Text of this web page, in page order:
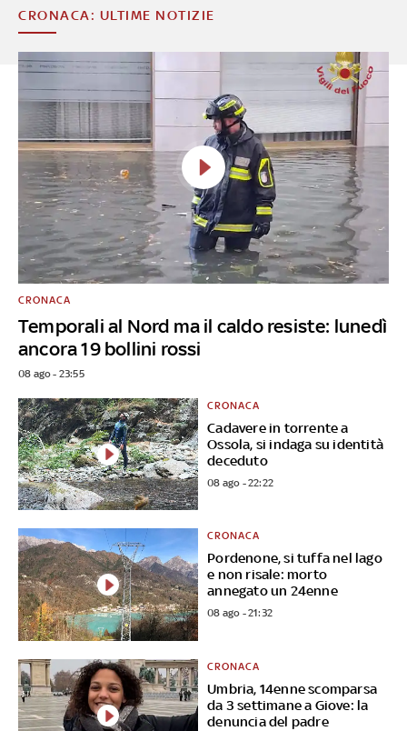
CRONACA: ULTIME NOTIZIE
Temporali al Nord ma il caldo resiste: lunedì
ancora 19 bollini rossi
CRONACA
08 ago - 23:55
Cadavere in torrente a
Ossola, si indaga su identità
deceduto
CRONACA
08 ago - 22:22
Pordenone, si tuffa nel lago
e non risale: morto
annegato un 24enne
CRONACA
08 ago - 21:32
Umbria, 14enne scomparsa
da 3 settimane a Giove: la
denuncia del padre
CRONACA